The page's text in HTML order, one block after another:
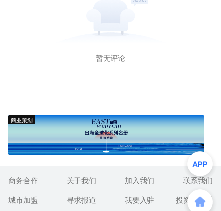
暂无评论
商业策划
商务合作 关于我们 加入我们
联系我们
城市加盟
寻求报道 我要入驻 投资者关系